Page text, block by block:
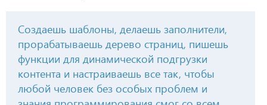
Создаешь шаблоны, делаешь заполнители,
прорабатываешь дерево страниц, пишешь
функции для динамической подгрузки
контента и настраиваешь все так, чтобы
любой человек без особых проблем и